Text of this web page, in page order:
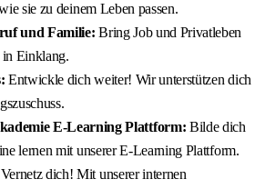
sie zu deinem Leben passen.
und Familie: Bring Job und Privatleben
Einklang.
Entwickle dich weiter! Wir unterstützen dich
E-Learning Plattform: Bilde dich
lernen mit unserer E-Learning Plattform.
Vernetz dich! Mit unserer internen